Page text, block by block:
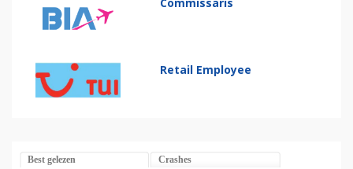
Retail Employee
Best gelezen Crashes